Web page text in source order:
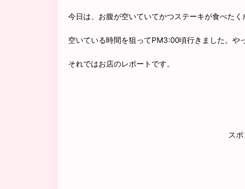
今日は、お腹が空いていてかつステーキが食べたく
空いている時間を狙ってPM3:00頃行きました。や
それではお店のレポートです。
ス